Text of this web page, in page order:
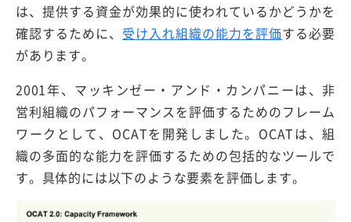
は、提供する資金が効果的に使われているかどうかを
確認するために、 受け入れ組織の能力を評価する必要
があります。
2001年、マッキンゼー・アンド・カンパニーは、非
営利組織のパフォーマンスを評価するためのフレーム
ワークとして、OCATを開発しました。OCATは、組
織の多面的な能力を評価するための包括的なツールで
す。具体的には以下のような要素を評価します。